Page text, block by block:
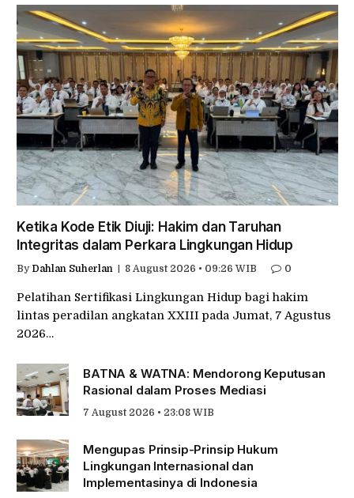
Ketika Kode Etik Diuji: Hakim dan Taruhan
Integritas dalam Perkara Lingkungan Hidup
By Dahlan Suherlan 8 August 2026 • 09:26 WIB 0
Pelatihan Sertifikasi Lingkungan Hidup bagi hakim
lintas peradilan angkatan XXIII pada Jumat, 7 Agustus
2026…
BATNA & WATNA: Mendorong Keputusan
Rasional dalam Proses Mediasi
7 August 2026 • 23:08 WIB
Mengupas Prinsip-Prinsip Hukum
Lingkungan Internasional dan
Implementasinya di Indonesia